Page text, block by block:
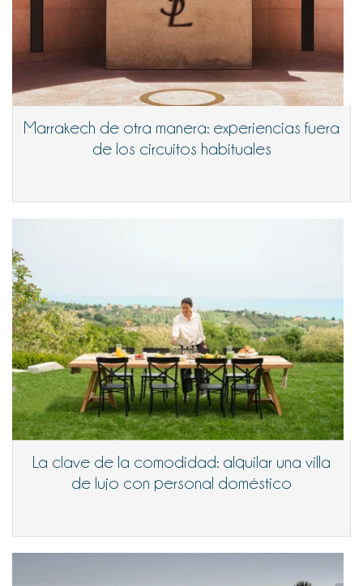
Marrakech de otra manera: experiencias fuera
de los circuitos habituales
La clave de la comodidad: alquilar una villa
de lujo con personal doméstico